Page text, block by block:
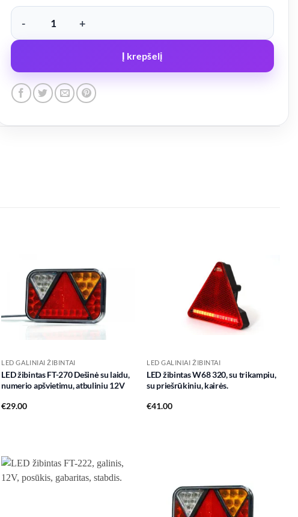
produkto kiekis: LED žibintas, numerio apšvietimas, bėgantis posūkis –
Į krepšelį
wishlist
LED GALINIAI ŽIBINTAI
LED žibintas FT-270 Dešinė su laidu,
numerio apšvietimu, atbuliniu 12V
€29.00
LED GALINIAI ŽIBINTAI
LED žibintas W68 320, su trikampiu,
su priešrūkiniu, kairės.
€41.00
Add to
wishlist